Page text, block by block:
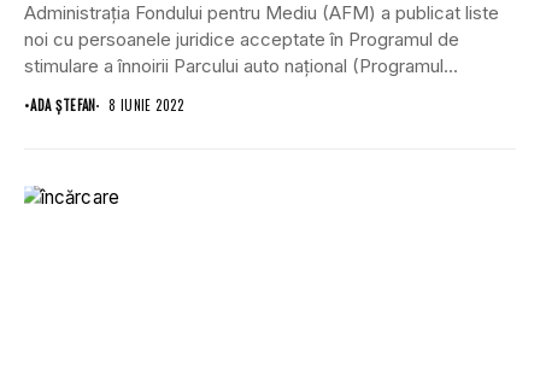
Administraţia Fondului pentru Mediu (AFM) a publicat liste
noi cu persoanele juridice acceptate în Programul de
stimulare a înnoirii Parcului auto naţional (Programul...
•ADA ȘTEFAN 8 IUNIE 2022